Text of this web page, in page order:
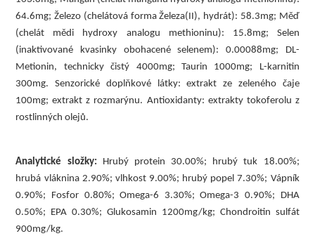
64.6mg; Železo (chelátová forma Železa(II), hydrát): 58.3mg; Měď
(chelát mědi hydroxy analogu methioninu): 15.8mg; Selen
(inaktivované kvasinky obohacené selenem): 0.00088mg; DL-
Metionin, technicky čistý 4000mg; Taurin 1000mg; L-karnitin
300mg. Senzorické doplňkové látky: extrakt ze zeleného čaje
100mg; extrakt z rozmarýnu. Antioxidanty: extrakty tokoferolu z
rostlinných olejů.
Analytické složky: Hrubý protein 30.00%; hrubý tuk 18.00%;
hrubá vláknina 2.90%; vlhkost 9.00%; hrubý popel 7.30%; Vápník
0.90%; Fosfor 0.80%; Omega-6 3.30%; Omega-3 0.90%; DHA
0.50%; EPA 0.30%; Glukosamin 1200mg/kg; Chondroitin sulfát
900mg/kg.